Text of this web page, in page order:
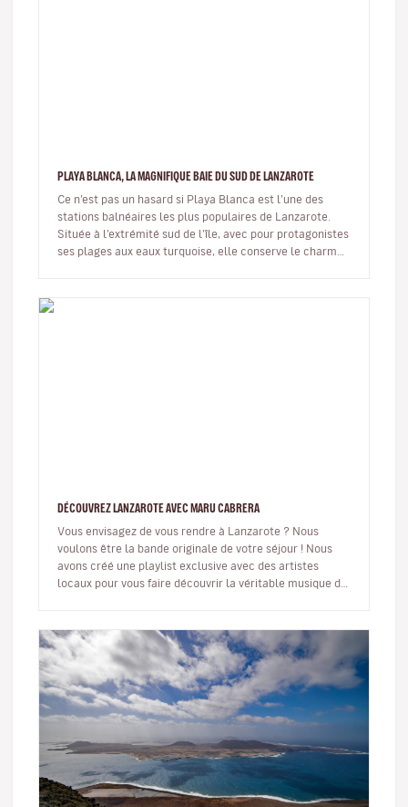
PLAYA BLANCA, LA MAGNIFIQUE BAIE DU SUD DE LANZAROTE
Ce n’est pas un hasard si Playa Blanca est l’une des
stations balnéaires les plus populaires de Lanzarote.
Située à l’extrémité sud de l’île, avec pour protagonistes
ses plages aux eaux turquoise, elle conserve le charme
DÉCOUVREZ LANZAROTE AVEC MARU CABRERA
Vous envisagez de vous rendre à Lanzarote ? Nous
voulons être la bande originale de votre séjour ! Nous
avons créé une playlist exclusive avec des artistes
locaux pour vous faire découvrir la véritable musique de